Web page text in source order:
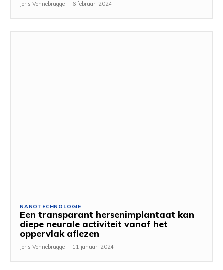
Joris Vennebrugge - 6 februari 2024
NANOTECHNOLOGIE
Een transparant hersenimplantaat kan
diepe neurale activiteit vanaf het
oppervlak aflezen
Joris Vennebrugge - 11 januari 2024